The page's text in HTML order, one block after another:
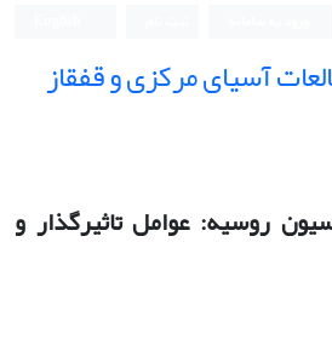
آسیای مرکزی و قفقاز
روسیه: عوامل تاثیرگذار و